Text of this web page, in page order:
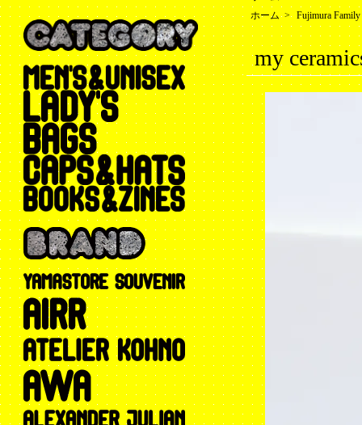
ホーム > Fujimura Family
my